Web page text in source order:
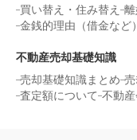
買い替え・住み替え
金銭的理由（借金など）
不動産売却基礎知識
売却基礎知識まとめ
査定額について 不動